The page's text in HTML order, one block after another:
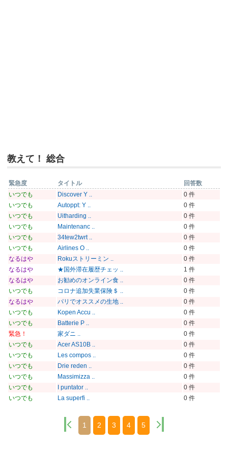
教えて！ 総合
緊急度 タイトル
回答数
いつでも
Discover Y ..
0 件
いつでも
Autoppt: Y ..
0 件
いつでも
Uitharding ..
0 件
いつでも
Maintenanc ..
0 件
いつでも
34tew2twrt ..
0 件
いつでも
Airlines O ..
0 件
なるはや
Rokuストリーミン ..
0 件
なるはや
★国外滞在履歴チェッ ..
1 件
なるはや
お勧めのオンライン食 ..
0 件
いつでも
コロナ追加失業保険＄ ..
0 件
なるはや
パリでオススメの生地 ..
0 件
いつでも
Kopen Accu ..
0 件
いつでも
Batterie P ..
0 件
緊急！
家ダニ ..
0 件
いつでも
Acer AS10B ..
0 件
いつでも
Les compos ..
0 件
いつでも
Drie reden ..
0 件
いつでも
Massimizza ..
0 件
いつでも
I puntator ..
0 件
いつでも
La superfi .. 0 件
1 2 3 4 5